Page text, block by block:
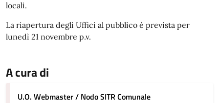
locali.
La riapertura degli Uffici al pubblico è prevista per
lunedì 21 novembre p.v.
A cura di
U.O. Webmaster / Nodo SITR Comunale